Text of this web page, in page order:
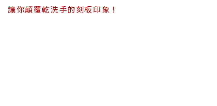
讓你顛覆乾洗手的刻板印象！